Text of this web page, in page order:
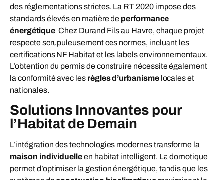
des réglementations strictes. La RT 2020 impose des
standards élevés en matière de performance
énergétique. Chez Durand Fils au Havre, chaque projet
respecte scrupuleusement ces normes, incluant les
certifications NF Habitat et les labels environnementaux.
L’obtention du permis de construire nécessite également
la conformité avec les règles d’urbanisme locales et
nationales.
Solutions Innovantes pour
l’Habitat de Demain
L’intégration des technologies modernes transforme la
maison individuelleen habitat intelligent. La domotique
permet d’optimiser la gestion énergétique, tandis que les